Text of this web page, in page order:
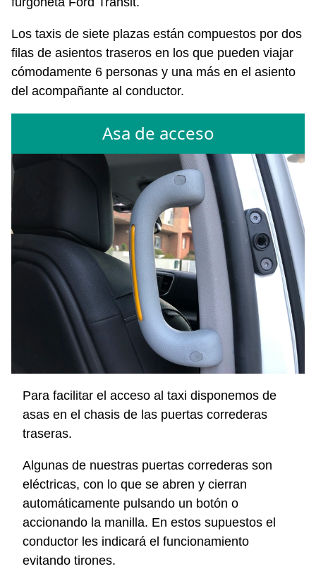
Los taxis de siete plazas están compuestos por dos
filas de asientos traseros en los que pueden viajar
cómodamente 6 personas y una más en el asiento
del acompañante al conductor.
Asa de acceso
Para facilitar el acceso al taxi disponemos de
asas en el chasis de las puertas correderas
traseras.
Algunas de nuestras puertas correderas son
eléctricas, con lo que se abren y cierran
automáticamente pulsando un botón o
accionando la manilla. En estos supuestos el
conductor les indicará el funcionamiento
evitando tirones.